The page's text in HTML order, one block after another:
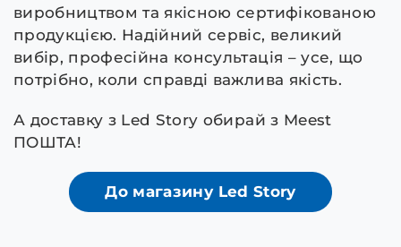
виробництвом та якісною сертифікованою
продукцією. Надійний сервіс, великий
вибір, професійна консультація – усе, що
потрібно, коли справді важлива якість.
А доставку з Led Story обирай з Meest
ПОШТА!
До магазину Led Story